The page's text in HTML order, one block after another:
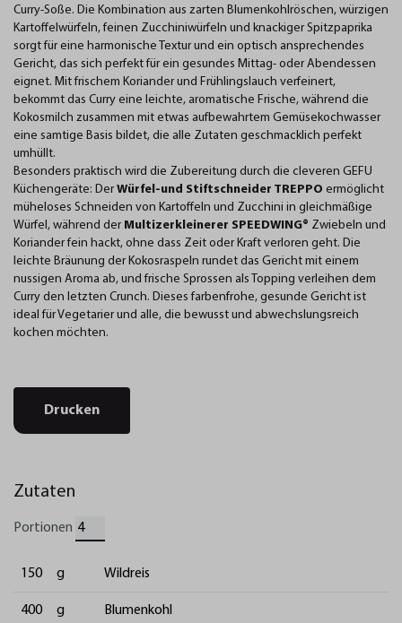
Curry-Soße. Die Kombination aus zarten Blumenkohlröschen, würzigen
Kartoffelwürfeln, feinen Zucchiniwürfeln und knackiger Spitzpaprika
sorgt für eine harmonische Textur und ein optisch ansprechendes
Gericht, das sich perfekt für ein gesundes Mittag- oder Abendessen
eignet. Mit frischem Koriander und Frühlingslauch verfeinert,
bekommt das Curry eine leichte, aromatische Frische, während die
Kokosmilch zusammen mit etwas aufbewahrtem Gemüsekochwasser
eine samtige Basis bildet, die alle Zutaten geschmacklich perfekt
umhüllt.
Besonders praktisch wird die Zubereitung durch die cleveren GEFU
Küchengeräte: DerWürfel-und Stiftschneider TREPPO ermöglicht
müheloses Schneiden von Kartoffeln und Zucchini in gleichmäßige
Würfel, während der Multizerkleinerer SPEEDWING® Zwiebeln und
Koriander fein hackt, ohne dass Zeit oder Kraft verloren geht. Die
leichte Bräunung der Kokosraspeln rundet das Gericht mit einem
nussigen Aroma ab, und frische Sprossen als Topping verleihen dem
Curry den letzten Crunch. Dieses farbenfrohe, gesunde Gericht ist
ideal für Vegetarier und alle, die bewusst und abwechslungsreich
kochen möchten.
Drucken
Zutaten
Portionen
150 g Wildreis
400 g Blumenkohl